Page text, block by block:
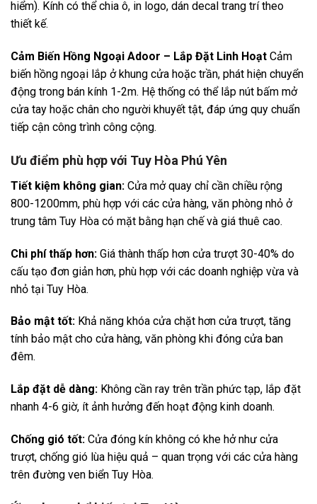
hiểm). Kính có thể chia ô, in logo, dán decal trang trí theo
thiết kế.
Cảm Biến Hồng Ngoại Adoor – Lắp Đặt Linh Hoạt Cảm
biến hồng ngoại lắp ở khung cửa hoặc trần, phát hiện chuyển
động trong bán kính 1-2m. Hệ thống có thể lắp nút bấm mở
cửa tay hoặc chân cho người khuyết tật, đáp ứng quy chuẩn
tiếp cận công trình công cộng.
Ưu điểm phù hợp với Tuy Hòa Phú Yên
Tiết kiệm không gian: Cửa mở quay chỉ cần chiều rộng
800-1200mm, phù hợp với các cửa hàng, văn phòng nhỏ ở
trung tâm Tuy Hòa có mặt bằng hạn chế và giá thuê cao.
Chi phí thấp hơn: Giá thành thấp hơn cửa trượt 30-40% do
cấu tạo đơn giản hơn, phù hợp với các doanh nghiệp vừa và
nhỏ tại Tuy Hòa.
Bảo mật tốt: Khả năng khóa cửa chặt hơn cửa trượt, tăng
tính bảo mật cho cửa hàng, văn phòng khi đóng cửa ban
đêm.
Lắp đặt dễ dàng: Không cần ray trên trần phức tạp, lắp đặt
nhanh 4-6 giờ, ít ảnh hưởng đến hoạt động kinh doanh.
Chống gió tốt: Cửa đóng kín không có khe hở như cửa
trượt, chống gió lùa hiệu quả – quan trọng với các cửa hàng
trên đường ven biển Tuy Hòa.